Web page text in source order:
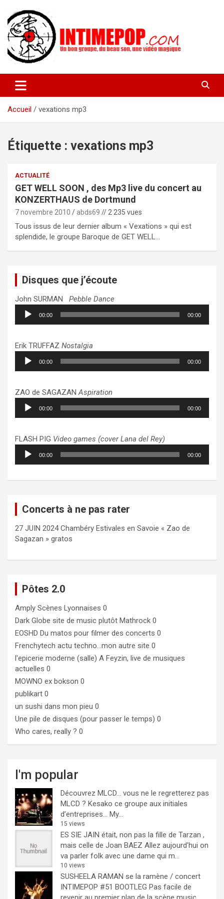
contenu
intimepop.com
actuelles pop rock, post-rock, indé sur Lyon. rock pop concert
lyon
Accueil
vexations mp3
Étiquette : vexations mp3
ACTUALITÉ
GET WELL SOON , des Mp3 live du concert au
KONZERTHAUS de Dortmund
7 novembre 2010 abds69 // 2 235 vues
Tous issus de leur dernier album « Vexations » qui est
splendide, le groupe Baroque de GET WELL…
Disques que j’écoute
John SURMAN Pebble Dance
Lecteur
audio
00:00 00:00
Erik TRUFFAZ Nostalgia
Lecteur
audio
00:00 00:00
ZAO de SAGAZANAspiration
Lecteur
audio
00:00 00:00
FLASH PIG Video games (cover Lana del Rey)
Lecteur
audio
00:00 00:00
Concerts à ne pas rater
27 JUIN 2024 Chambéry Estivales en Savoie « Zao de
Sagazan » gratos
Pôtes 2.0
Amply Scènes Lyonnaises 0
Dark Globe site de music plutôt Mathrock 0
EOSHD Du matos pour filmer des concerts 0
Frenchytech actu techno…mon autre site 0
l'epicerie moderne (salle) A Feyzin, live de musiques
actuelles 0
MOWNO ex bokson 0
publikart 0
un sushi dans mon pieu 0
Une pile de disques (pour passer le temps) 0
Who cares, really ? 0
I'm popular
Découvrez MLCD… vous ne le regretterez pas
MLCD ? Kesako ce groupe aux initiales
d’entreprises… My...
15 views
ES SIE JAIN était, non pas la fille de Tarzan ,
mais celle de Joan BAEZ Allez aujourd'hui on
va parler folk avec une dame qui m...
10 views
SUSHEELA RAMAN se la ramène / concert
INTIMEPOP #51 BOOTLEG Pas facile de